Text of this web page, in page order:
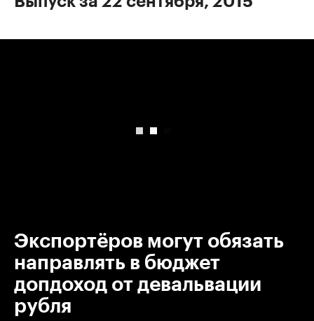
Экспортёров могут обязать
направлять в бюджет
допдоход от девальвации
рубля